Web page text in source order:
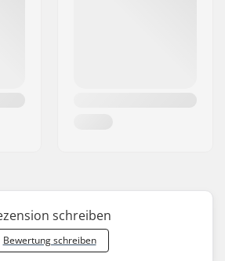
schreiben
Bewertung schreiben